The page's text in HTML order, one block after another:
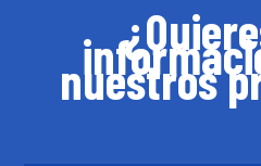
nuestros